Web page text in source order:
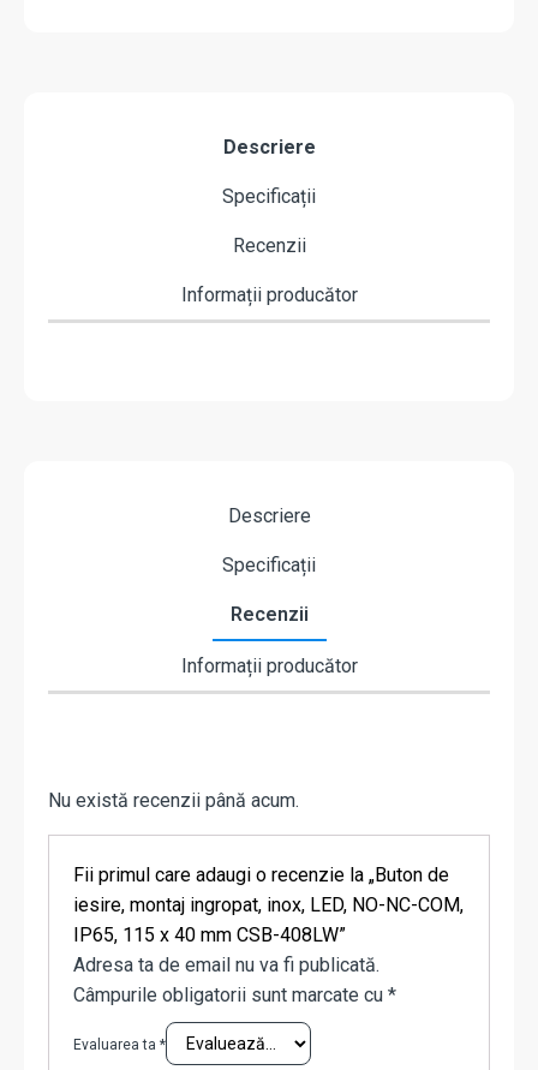
Descriere
Specificații
Recenzii
Informații producător
Descriere
Specificații
Recenzii
Informații producător
Nu există recenzii până acum.
Fii primul care adaugi o recenzie la „Buton de
iesire, montaj ingropat, inox, LED, NO-NC-COM,
IP65, 115 x 40 mm CSB-408LW”
Adresa ta de email nu va fi publicată.
Câmpurile obligatorii sunt marcate cu *
Evaluarea ta *